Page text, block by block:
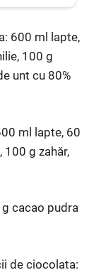
600 ml lapte,
100 g
unt cu 80%
ml lapte, 60
100 g zahăr,
cacao pudra
de ciocolata: